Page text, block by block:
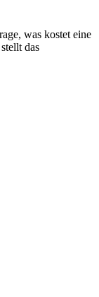
was kostet eine
das